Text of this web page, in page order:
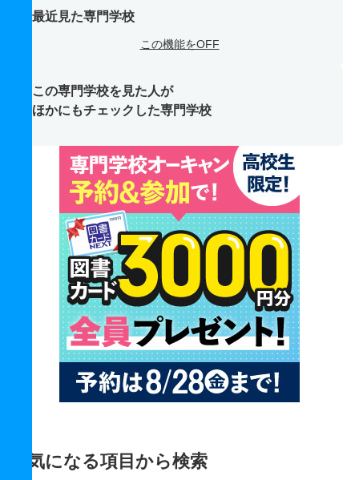
最近見た専門学校
この機能をOFF
この専門学校を見た人が
ほかにもチェックした専門学校
気になる項目から検索